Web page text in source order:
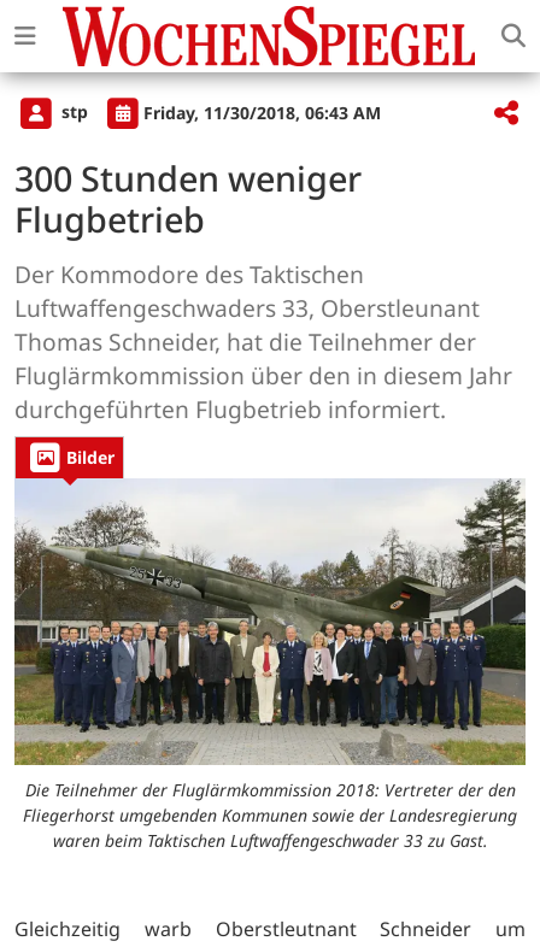
stp Friday, 11/30/2018, 06:43 AM
300 Stunden weniger
Flugbetrieb
Der Kommodore des Taktischen
Luftwaffengeschwaders 33, Oberstleunant
Thomas Schneider, hat die Teilnehmer der
Fluglärmkommission über den in diesem Jahr
durchgeführten Flugbetrieb informiert.
Bilder
Die Teilnehmer der Fluglärmkommission 2018: Vertreter der den
Fliegerhorst umgebenden Kommunen sowie der Landesregierung
waren beim Taktischen Luftwaffengeschwader 33 zu Gast.
Gleichzeitig warb Oberstleutnant Schneider um